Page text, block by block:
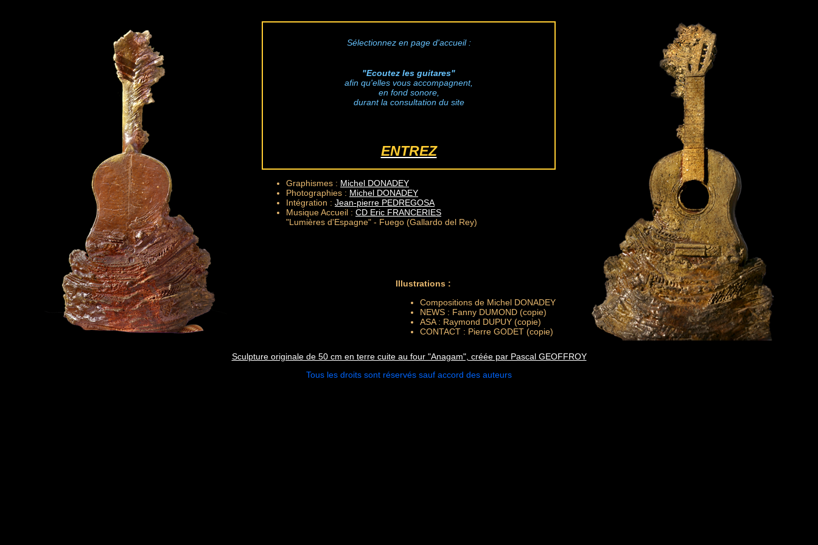
Sélectionnez en page d'accueil :
"Ecoutez les guitares"
afin qu'elles vous accompagnent,
en fond sonore,
durant la consultation du site
ENTREZ
Graphismes : Michel DONADEY
Photographies : Michel DONADEY
Intégration : Jean-pierre PEDREGOSA
Musique Accueil : CD Eric FRANCERIES
"Lumières d'Espagne" - Fuego (Gallardo del Rey)
Illustrations :
Compositions de Michel DONADEY
NEWS : Fanny DUMOND (copie)
ASA : Raymond DUPUY (copie)
CONTACT : Pierre GODET (copie)
Sculpture originale de 50 cm en terre cuite au four "Anagam", créée par Pascal GEOFFROY
Tous les droits sont réservés sauf accord des auteurs